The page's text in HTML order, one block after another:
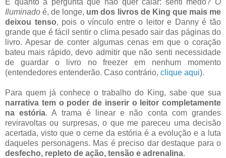
Iluminado é, de longe, um dos livros de King que mais me
deixou tenso, pois o vínculo entre o leitor e Danny é tão
grande que é fácil sentir o clima pesado sair das páginas do
livro. Apesar de conter algumas cenas em que o coração
bateu mais rápido, devo admitir que não senti necessidade
de guardar o livro no freezer em nenhum momento
(entendedores entenderão. Caso contrário, clique aqui).
Para quem já conhece o trabalho do King, sabe que sua
narrativa tem o poder de inserir o leitor completamente
na estória. A trama é linear e não conta com grandes
reviravoltas ou surpresas, o que me pareceu uma decisão
acertada, visto que o cerne da estória é a evolução e a luta
daqueles personagens. Mas é preciso dar destaque para o
desfecho, repleto de ação, tensão e adrenalina.